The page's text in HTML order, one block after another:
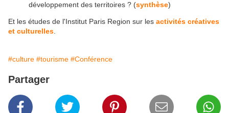
développement des territoires ? (synthèse)
Et les études de l'Institut Paris Region sur les activités créatives
et culturelles
#culture #tourisme #Conférence
Partager